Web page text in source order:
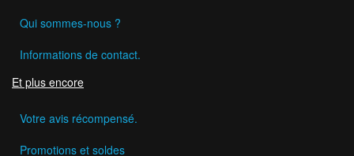
Qui sommes-nous ?
Informations de contact.
Et plus encore
Votre avis récompensé.
Promotions et soldes